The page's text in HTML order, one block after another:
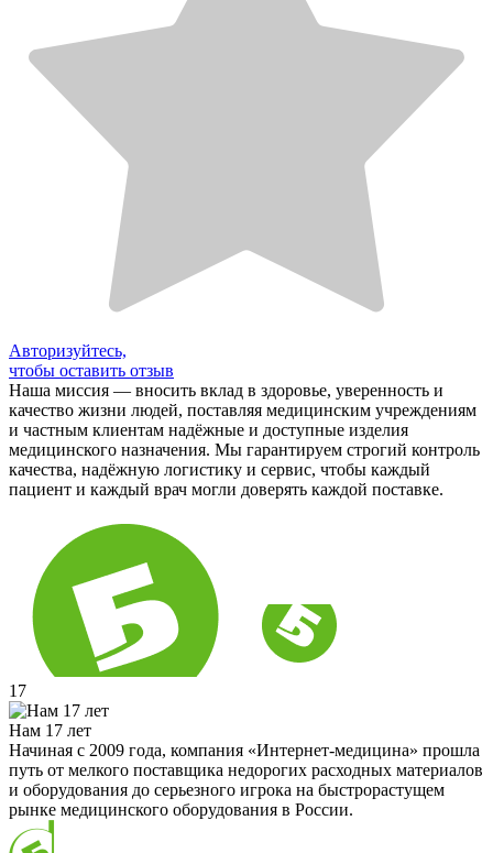
Авторизуйтесь,
чтобы оставить отзыв
Наша миссия — вносить вклад в здоровье, уверенность и
качество жизни людей, поставляя медицинским учреждениям
и частным клиентам надёжные и доступные изделия
медицинского назначения. Мы гарантируем строгий контроль
качества, надёжную логистику и сервис, чтобы каждый
пациент и каждый врач могли доверять каждой поставке.
17
Нам 17 лет
Начиная с 2009 года, компания «Интернет-медицина» прошла
путь от мелкого поставщика недорогих расходных материалов
и оборудования до серьезного игрока на быстрорастущем
рынке медицинского оборудования в России.